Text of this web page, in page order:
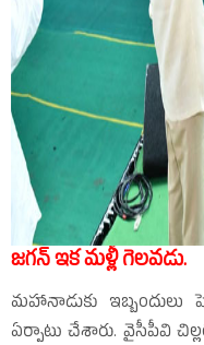
జగన్‌ ఇక మళ్లీ గెలవడు.
మహానాడుకు ఇబ్బందులు
ఏర్పాటు చేశారు. వైసీపీవి